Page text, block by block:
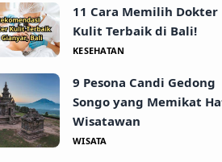
11 Cara Memilih Dokter
Kulit Terbaik di Bali!
KESEHATAN
9 Pesona Candi Gedong
Songo yang Memikat
Wisatawan
WISATA